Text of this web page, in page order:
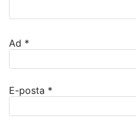
Ad *
E-posta *